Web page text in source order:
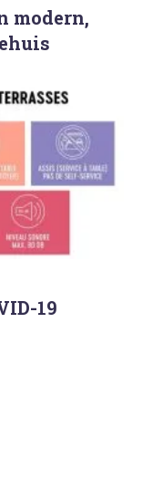
modern,
19